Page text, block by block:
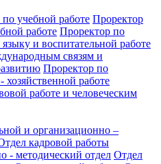
учебной работе Проректор
работе Проректор по
и воспитательной работе
связям и
Проректор по
хозяйственной работе
работе и человеческим
и организационно –
кадровой работы
- методический отдел Отдел